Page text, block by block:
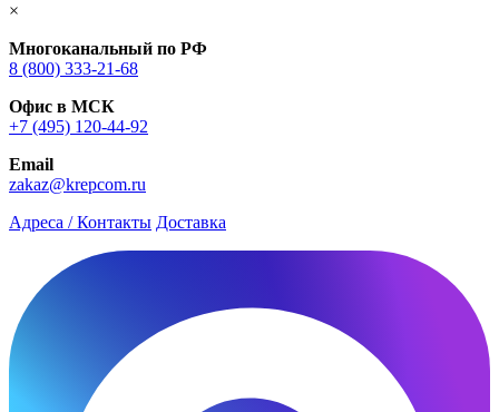
×
Многоканальный по РФ
8 (800) 333‑21-68
Офис в МСК
+7 (495) 120-44-92
Email
zakaz@krepcom.ru
Адреса / Контакты Доставка